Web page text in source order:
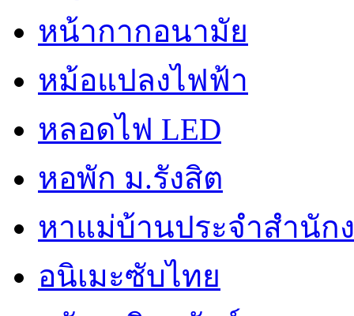
หน้ากากอนามัย
หม้อแปลงไฟฟ้า
หลอดไฟ LED
หอพัก ม.รังสิต
หาแม่บ้านประจำสำนัก
อนิเมะซับไทย